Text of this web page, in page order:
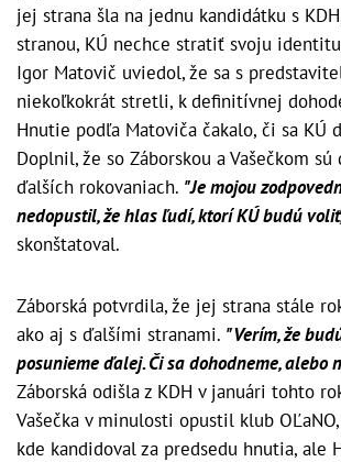
jej strana šla na jednu kandidátku s
stranou, KÚ nechce stratiť svoju
Igor Matovič uviedol, že sa s
niekoľkokrát stretli, k definitívnej
Hnutie podľa Matoviča čakalo, či sa KÚ
Doplnil, že so Záborskou a Vašečkom
ďalších rokovaniach. "Je mojou
nedopustil, že hlas ľudí, ktorí KÚ budú
skonštatoval.
Záborská potvrdila, že jej strana stále
ako aj s ďalšími stranami. "Verím, že
posunieme ďalej. Či sa dohodneme, alebo
Záborská odišla z KDH v januári tohto
Vašečka v minulosti opustil klub
kde kandidoval za predsedu hnutia, ale